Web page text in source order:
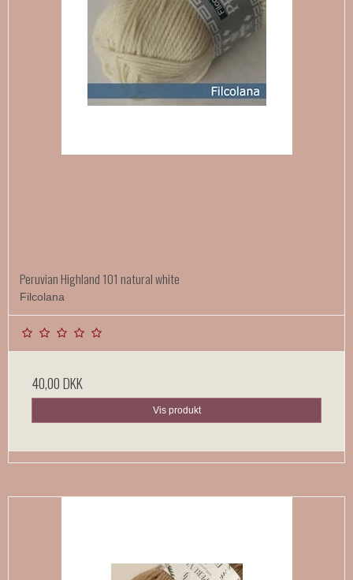
Peruvian Highland 101 natural white
Filcolana
40,00 DKK
Vis produkt